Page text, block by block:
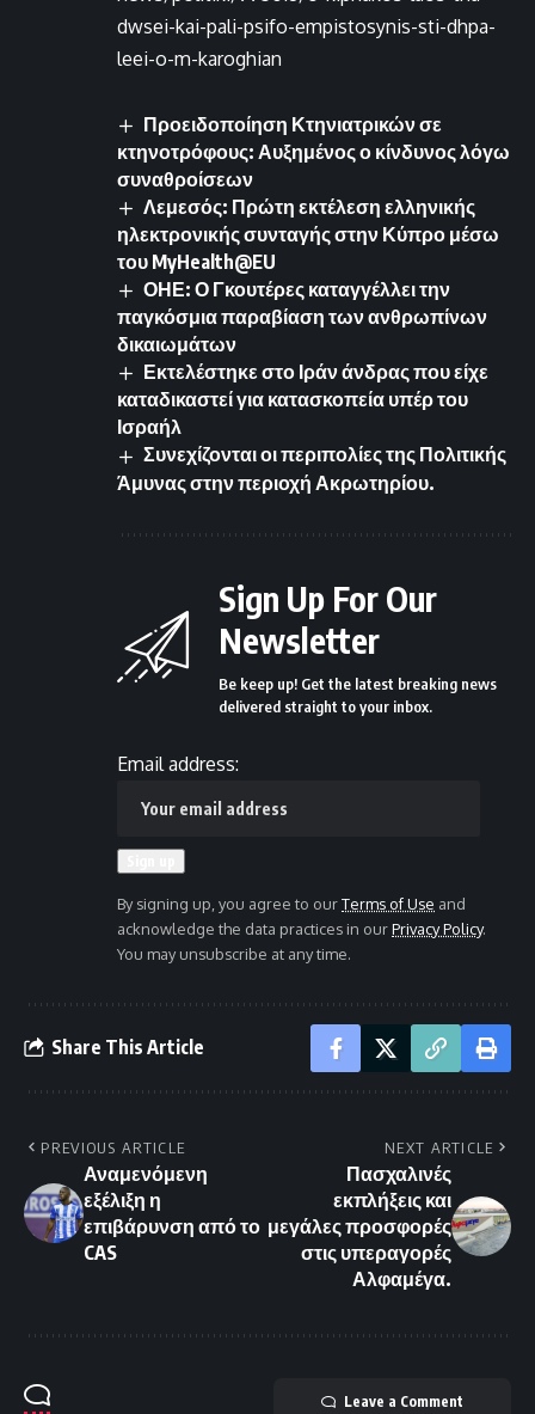
dwsei-kai-pali-psifo-empistosynis-sti-dhpa-
leei-o-m-karoghian
Προειδοποίηση Κτηνιατρικών σε
κτηνοτρόφους: Αυξημένος ο κίνδυνος λόγω
συναθροίσεων
Λεμεσός: Πρώτη εκτέλεση ελληνικής
ηλεκτρονικής συνταγής στην Κύπρο μέσω
του MyHealth@EU
ΟΗΕ: Ο Γκουτέρες καταγγέλλει την
παγκόσμια παραβίαση των ανθρωπίνων
δικαιωμάτων
Εκτελέστηκε στο Ιράν άνδρας που είχε
καταδικαστεί για κατασκοπεία υπέρ του
Ισραήλ
Συνεχίζονται οι περιπολίες της Πολιτικής
Άμυνας στην περιοχή Ακρωτηρίου.
Sign Up For Our
Newsletter
Be keep up! Get the latest breaking news
delivered straight to your inbox.
Email address:
By signing up, you agree to ourTerms of Use and
acknowledge the data practices in ourPrivacy Policy.
You may unsubscribe at any time.
Share This Article
PREVIOUS ARTICLE
Αναμενόμενη
εξέλιξη η
επιβάρυνση από το
CAS
NEXT ARTICLE
Πασχαλινές
εκπλήξεις και
μεγάλες προσφορές
στις υπεραγορές
Αλφαμέγα.
Leave a Comment